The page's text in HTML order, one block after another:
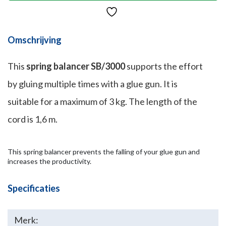
Omschrijving
This spring balancer SB/3000supports the effort
by gluing multiple times with a glue gun. It is
suitable for a maximum of 3 kg. The length of the
cord is 1,6 m.
This spring balancer prevents the falling of your glue gun and
increases the productivity.
Specificaties
Merk: